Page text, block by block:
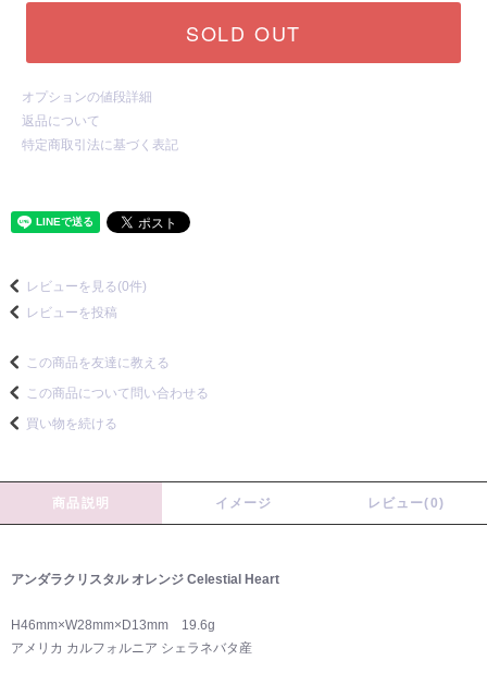
SOLD OUT
オプションの値段詳細
返品について
特定商取引法に基づく表記
レビューを見る(0件)
レビューを投稿
この商品を友達に教える
この商品について問い合わせる
買い物を続ける
商品説明 イメージ レビュー(0)
アンダラクリスタル オレンジ Celestial Heart
H46mm×W28mm×D13mm 19.6g
アメリカ カルフォルニア シェラネバタ産